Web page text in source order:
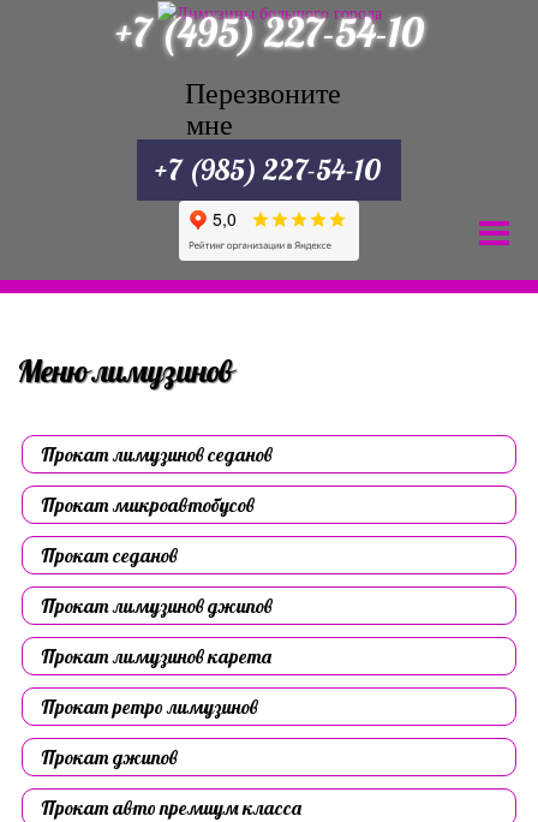
+7 (495) 227-54-10
Перезвоните
мне
+7 (985) 227-54-10
Меню лимузинов
Прокат лимузинов седанов
Прокат микроавтобусов
Прокат седанов
Прокат лимузинов джипов
Прокат лимузинов карета
Прокат ретро лимузинов
Прокат джипов
Прокат авто премиум класса